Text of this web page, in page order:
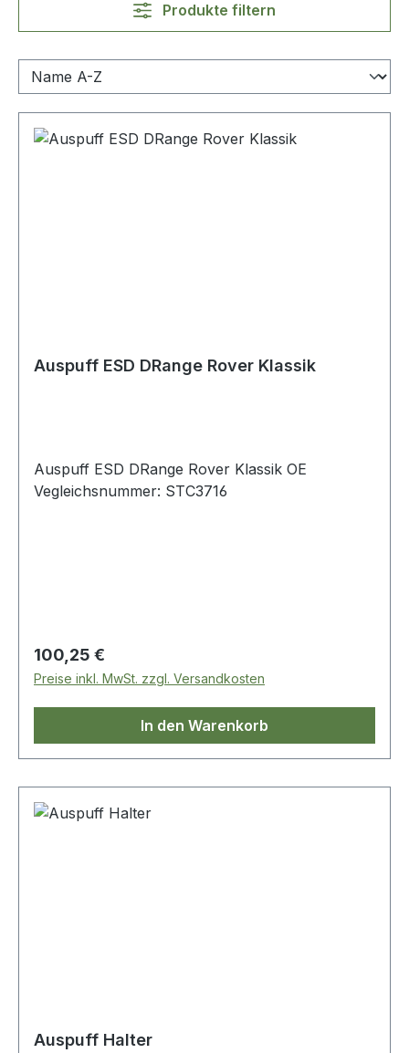
Produkte filtern
Auspuff ESD DRange Rover Klassik
Auspuff ESD DRange Rover Klassik OE
Vegleichsnummer: STC3716
Regulärer Preis:
100,25 €
Preise inkl. MwSt. zzgl. Versandkosten
In den Warenkorb
Auspuff Halter